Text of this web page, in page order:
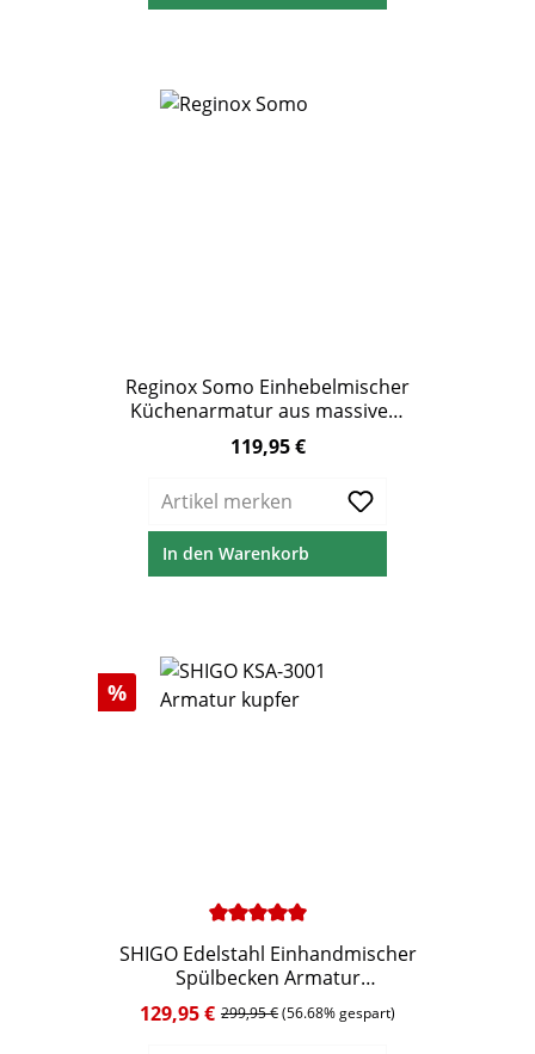
Reginox Somo Einhebelmischer
Küchenarmatur aus massivem
Edelstahl
Regulärer Preis:
119,95 €
Artikel merken
In den Warenkorb
Rabatt
%
Durchschnittliche Bewertung von 5 von 5
SHIGO Edelstahl Einhandmischer
Spülbecken Armatur
Schwenkauslauf, kupfer
Verkaufspreis:
129,95 € Regulärer Preis:
299,95 €(56.68% gespart)